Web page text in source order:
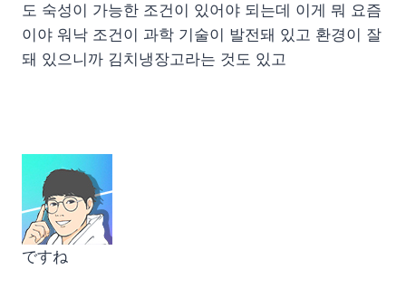
도 숙성이 가능한 조건이 있어야 되는데 이게 뭐 요즘
이야 워낙 조건이 과학 기술이 발전돼 있고 환경이 잘
돼 있으니까 김치냉장고라는 것도 있고
ですね